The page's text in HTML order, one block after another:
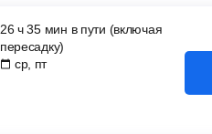
26 ч 35 мин в пути (включая
пересадку)
ср, пт